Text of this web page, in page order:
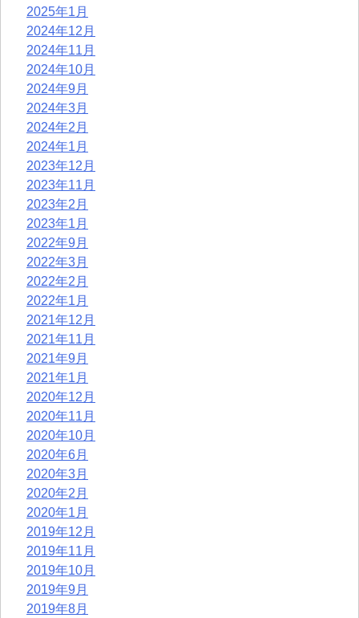
2025年1月
2024年12月
2024年11月
2024年10月
2024年9月
2024年3月
2024年2月
2024年1月
2023年12月
2023年11月
2023年2月
2023年1月
2022年9月
2022年3月
2022年2月
2022年1月
2021年12月
2021年11月
2021年9月
2021年1月
2020年12月
2020年11月
2020年10月
2020年6月
2020年3月
2020年2月
2020年1月
2019年12月
2019年11月
2019年10月
2019年9月
2019年8月